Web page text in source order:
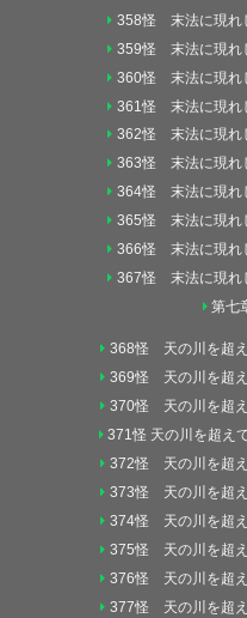
358怪 末法に現れ
359怪 末法に現れ
360怪 末法に現れ
361怪 末法に現れ
362怪 末法に現れ
363怪 末法に現れ
364怪 末法に現れ
365怪 末法に現れ
366怪 末法に現れ
367怪 末法に現れ
第七
368怪 天の川を超
369怪 天の川を超
370怪 天の川を超
371怪 天の川を超
372怪 天の川を超
373怪 天の川を超
374怪 天の川を超
375怪 天の川を超
376怪 天の川を超
377怪 天の川を超